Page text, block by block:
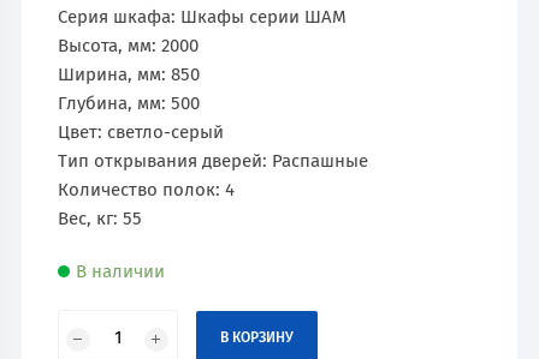
Серия шкафа: Шкафы серии ШАМ
Высота, мм: 2000
Ширина, мм: 850
Глубина, мм: 500
Цвет: светло-серый
Тип открывания дверей: Распашные
Количество полок: 4
Вес, кг: 55
В наличии
В КОРЗИНУ